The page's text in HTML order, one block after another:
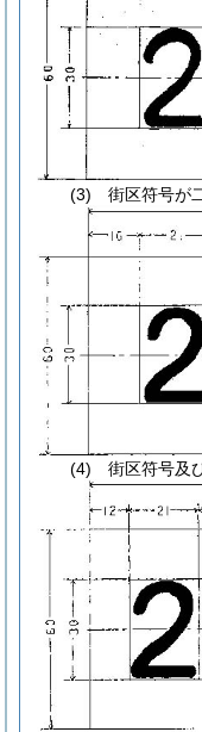
(3) 街区符号が
(4) 街区符号及